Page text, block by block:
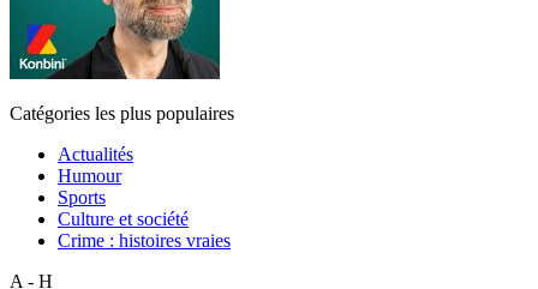
Catégories les plus populaires
Actualités
Humour
Sports
Culture et société
Crime : histoires vraies
A - H